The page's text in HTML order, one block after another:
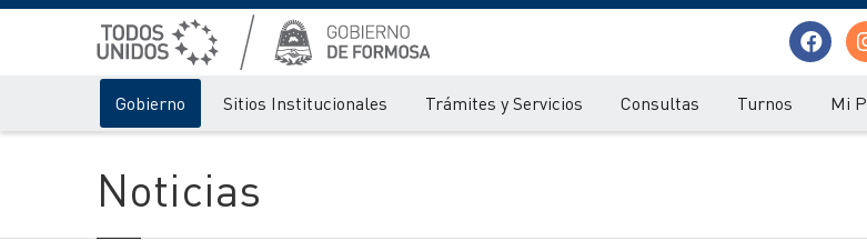
Gobierno Sitios Institucionales Trámites y Servicios Consultas Turnos Mi
Noticias